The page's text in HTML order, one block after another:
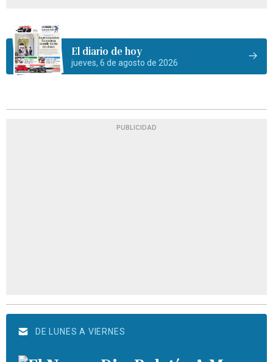
El diario de hoy
jueves, 6 de agosto de 2026
PUBLICIDAD
DE LUNES A VIERNES